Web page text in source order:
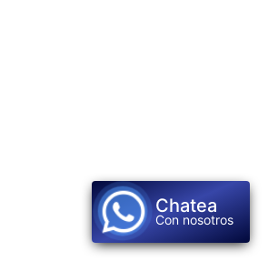
Chatea
Con nosotros